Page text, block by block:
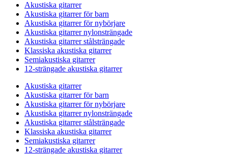
Akustiska gitarrer
Akustiska gitarrer för barn
Akustiska gitarrer för nybörjare
Akustiska gitarrer nylonsträngade
Akustiska gitarrer stålsträngade
Klassiska akustiska gitarrer
Semiakustiska gitarrer
12-strängade akustiska gitarrer
Akustiska gitarrer
Akustiska gitarrer för barn
Akustiska gitarrer för nybörjare
Akustiska gitarrer nylonsträngade
Akustiska gitarrer stålsträngade
Klassiska akustiska gitarrer
Semiakustiska gitarrer
12-strängade akustiska gitarrer